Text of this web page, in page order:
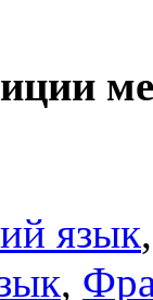
язык
,